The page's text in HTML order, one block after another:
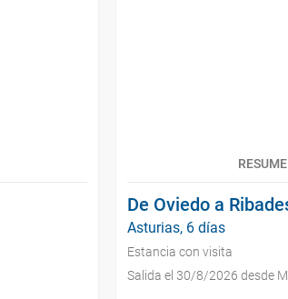
De Oviedo a
Asturias, 6 días
Estancia con visita
Salida el 30/8/2026 desde